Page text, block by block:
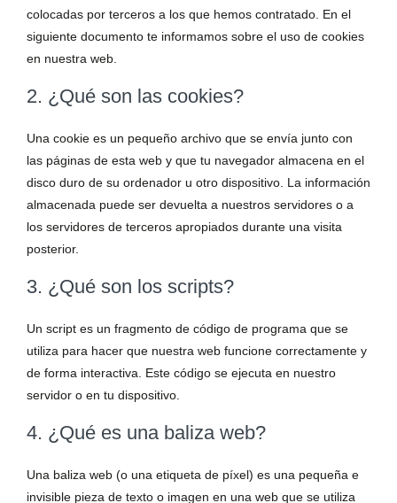
colocadas por terceros a los que hemos contratado. En el
siguiente documento te informamos sobre el uso de cookies
en nuestra web.
2. ¿Qué son las cookies?
Una cookie es un pequeño archivo que se envía junto con
las páginas de esta web y que tu navegador almacena en el
disco duro de su ordenador u otro dispositivo. La información
almacenada puede ser devuelta a nuestros servidores o a
los servidores de terceros apropiados durante una visita
posterior.
3. ¿Qué son los scripts?
Un script es un fragmento de código de programa que se
utiliza para hacer que nuestra web funcione correctamente y
de forma interactiva. Este código se ejecuta en nuestro
servidor o en tu dispositivo.
4. ¿Qué es una baliza web?
Una baliza web (o una etiqueta de píxel) es una pequeña e
invisible pieza de texto o imagen en una web que se utiliza